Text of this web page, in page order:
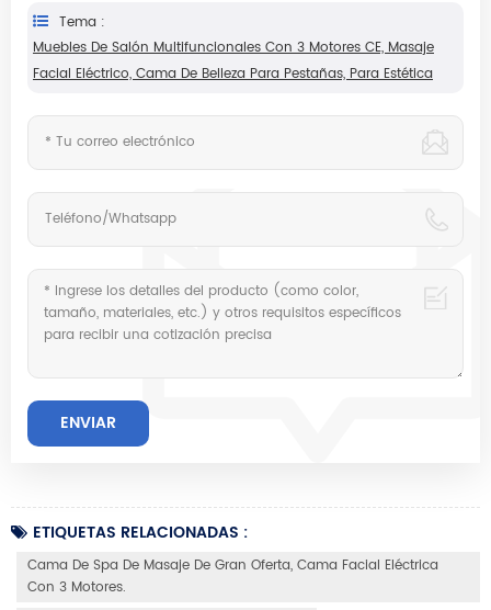
Tema :
Muebles De Salón Multifuncionales Con 3 Motores CE, Masaje
Facial Eléctrico, Cama De Belleza Para Pestañas, Para Estética
ETIQUETAS RELACIONADAS :
Cama De Spa De Masaje De Gran Oferta, Cama Facial Eléctrica
Con 3 Motores.